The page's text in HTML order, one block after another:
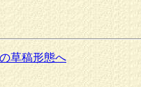
草稿形態へ